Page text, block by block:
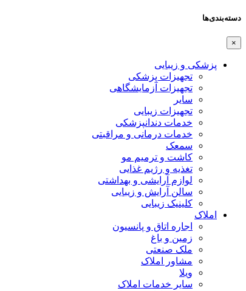
دسته‌بندی‌ها
×
پزشکی و زیبایی
تجهیزات پزشکی
تجهیزات آزمایشگاهی
سایر
تجهیزات زیبایی
خدمات دندانپزشکی
خدمات درمانی و مراقبتی
سمعک
کاشت و ترمیم مو
تغذیه و رژیم غذایی
لوازم آرایشی و بهداشتی
سالن آرایش و زیبایی
کلینیک زیبایی
املاک
اجاره اتاق و پانسیون
زمین و باغ
ملک صنعتی
مشاور املاک
ویلا
سایر خدمات املاک